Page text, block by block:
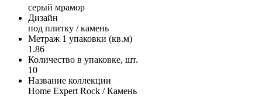
серый мрамор
Дизайн
под плитку / камень
Метраж 1 упаковки (кв.м)
1.86
Количество в упаковке, шт.
10
Название коллекции
Home Expert Rock / Камень